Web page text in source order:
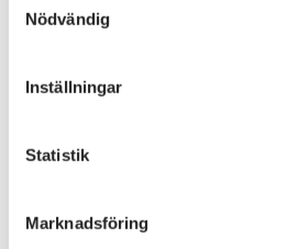
Nödvändig
Inställningar
Statistik
Marknadsföring
Om oss
Kundservice
Fjärrvärme
Elnät
Bostad